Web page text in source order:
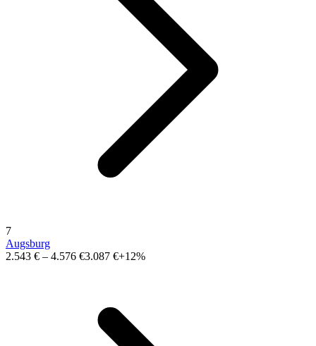
7
Augsburg
2.543 € – 4.576 €3.087 €+12%